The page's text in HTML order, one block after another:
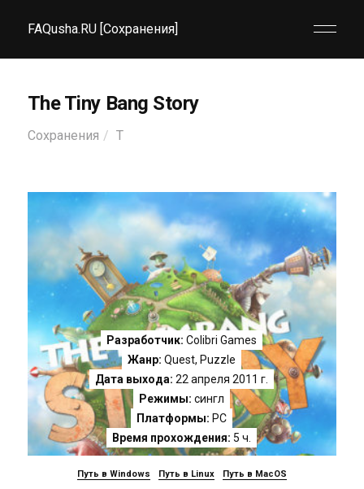
FAQusha.RU [Сохранения]
The Tiny Bang Story
Сохранения T
Разработчик: Colibri Games
Жанр: Quest, Puzzle
Дата выхода: 22 апреля 2011 г.
Режимы: сингл
Платформы: PC
Время прохождения: 5 ч.
Путь в Windows Путь в Linux Путь в MacOS